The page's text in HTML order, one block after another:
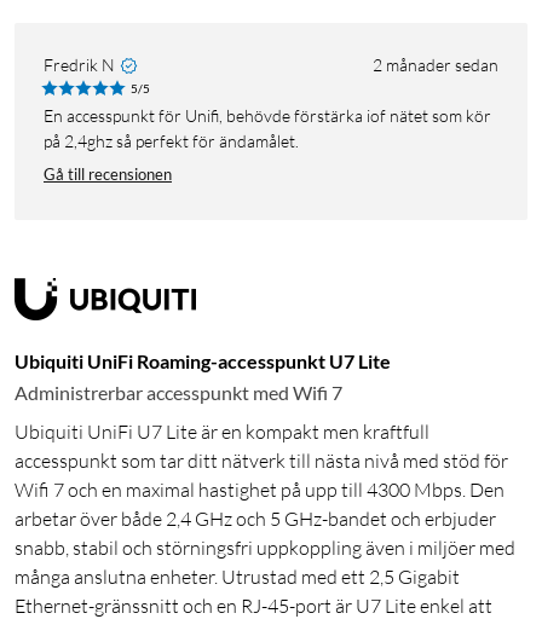
Fredrik N 2 månader sedan
5/5
En accesspunkt för Unifi, behövde förstärka iof nätet som kör
på 2,4ghz så perfekt för ändamålet.
Gå till recensionen
Ubiquiti UniFi Roaming-accesspunkt U7 Lite
Administrerbar accesspunkt med Wifi 7
Ubiquiti UniFi U7 Lite är en kompakt men kraftfull
accesspunkt som tar ditt nätverk till nästa nivå med stöd för
Wifi 7 och en maximal hastighet på upp till 4300 Mbps. Den
arbetar över både 2,4 GHz och 5 GHz-bandet och erbjuder
snabb, stabil och störningsfri uppkoppling även i miljöer med
många anslutna enheter. Utrustad med ett 2,5 Gigabit
Ethernet-gränssnitt och en RJ-45-port är U7 Lite enkel att